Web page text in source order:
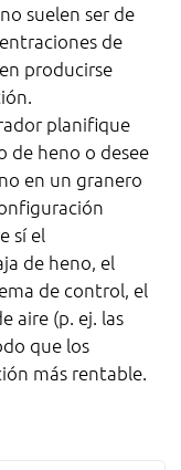
suelen ser de
de
producirse
planifique
de heno o desee
en un granero
sí el
de heno, el
de control, el
aire (p. ej. las
que los
más rentable.